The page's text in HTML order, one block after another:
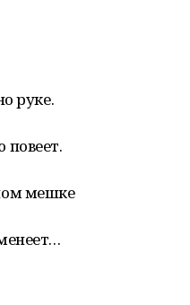
руке.
повеет.
мешке